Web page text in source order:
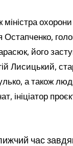
його
Лисицький,
а також
ініціатор
час